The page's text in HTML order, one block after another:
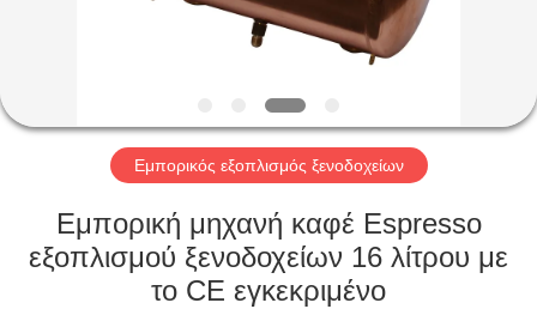
ΕΜΦΆΝΙΣΗ
VR
ΣΧΕΤΙΚΆ
ΜΕ
Εμπορικός εξοπλισμός ξενοδοχείων
Εμπορική μηχανή καφέ Espresso
εξοπλισμού ξενοδοχείων 16 λίτρου με
το CE εγκεκριμένο